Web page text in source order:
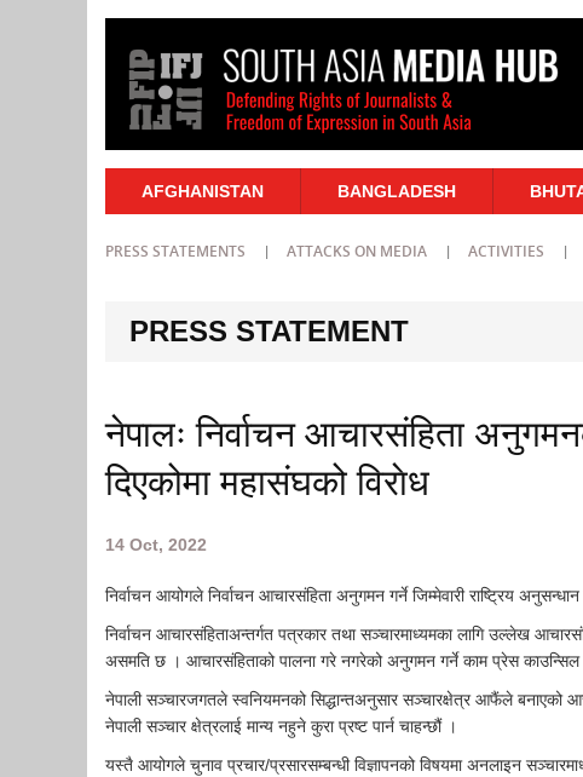
AFGHANISTAN BANGLADESH
PRESS STATEMENTS ATTACKS ON MEDIA ACTIVITIES
PRESS STATEMENT
नेपालः निर्वाचन आचारसंहिता
दिएकोमा महासंघको विराेध
14 Oct, 2022
निर्वाचन आयोगले निर्वाचन आचारसंहिता अनुगमन गर्ने जिम्मेवारी राष्ट्रिय
निर्वाचन आचारसंहिताअन्तर्गत पत्रकार तथा सञ्चारमाध्यमका लागि उल्लेख
असमति छ । आचारसंहिताको पालना गरे नगरेको अनुगमन गर्ने काम प्रेस
नेपाली सञ्चारजगतले स्वनियमनको सिद्धान्तअनुसार सञ्चारक्षेत्र आफैंले बनाएको
नेपाली सञ्चार क्षेत्रलाई मान्य नहुने कुरा प्रष्ट पार्न चाहन्छौं ।
यस्तै आयोगले चुनाव प्रचार/प्रसारसम्बन्धी विज्ञापनको विषयमा अनलाइन